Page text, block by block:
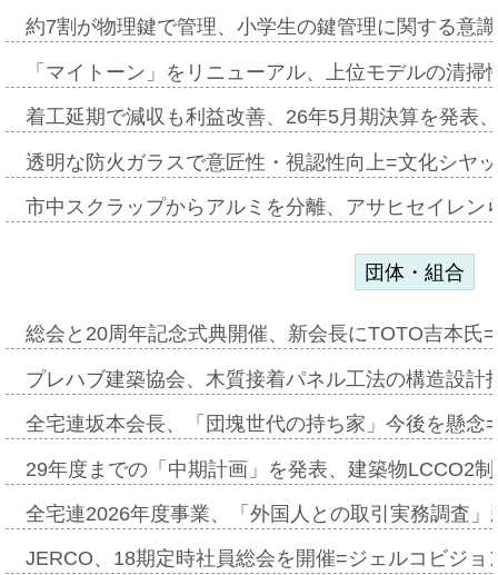
約7割が物理鍵で管理、小学生の鍵管理に関する意
「マイトーン」をリニューアル、上位モデルの清
着工延期で減収も利益改善、26年5月期決算を発表
透明な防火ガラスで意匠性・視認性向上=文化シヤ
市中スクラップからアルミを分離、アサヒセイレ
団体・組合
総会と20周年記念式典開催、新会長にTOTO吉本氏
プレハブ建築協会、木質接着パネル工法の構造設
全宅連坂本会長、「団塊世代の持ち家」今後を懸
29年度までの「中期計画」を発表、建築物LCCO2
全宅連2026年度事業、「外国人との取引実務調査
JERCO、18期定時社員総会を開催=ジェルコビジ